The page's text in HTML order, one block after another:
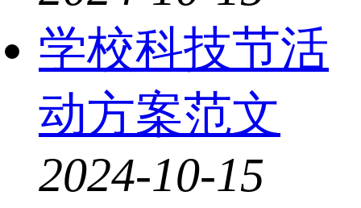
学校科技节活
动方案范文
2024-10-15